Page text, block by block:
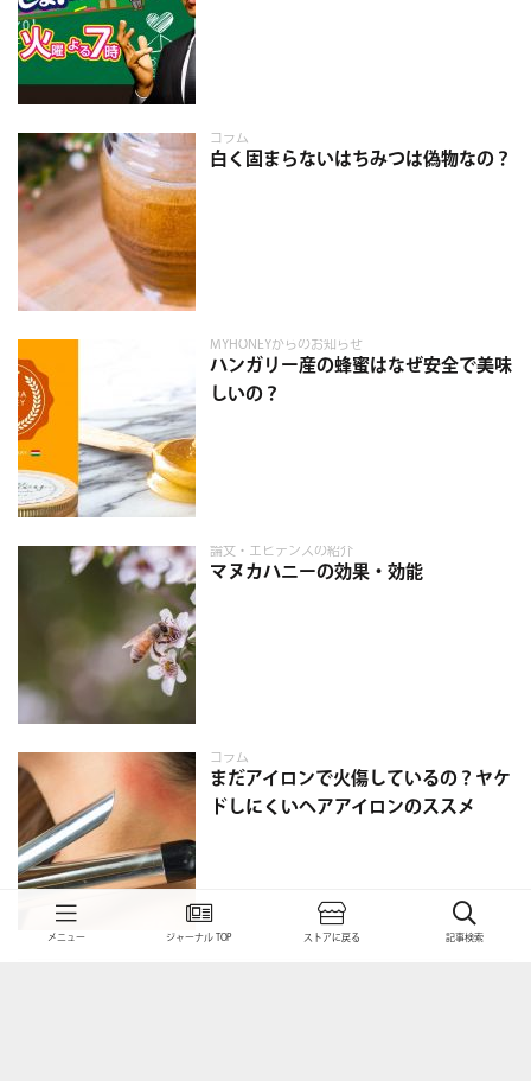
メニュー ジャーナル TOP ストアに戻る 記事検索
コラム
白く固まらないはちみつは偽物なの？
MYHONEYからのお知らせ
ハンガリー産の蜂蜜はなぜ安全で美味
しいの？
論文・エビデンスの紹介
マヌカハニーの効果・効能
コラム
まだアイロンで火傷しているの？ヤケ
ドしにくいヘアアイロンのススメ